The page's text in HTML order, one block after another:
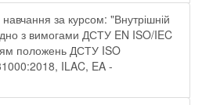
за курсом: "Внутрішній
з вимогами ДСТУ EN ISO/IEC
положень ДСТУ ISO
ILAC, EA -